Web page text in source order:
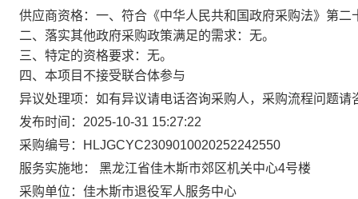
供应商资格： 一、符合《中华人民共和国政府采购法》第
二、落实其他政府采购政策满足的需求：无。
三、特定的资格要求：无。
四、本项目不接受联合体参与
异议处理项： 如有异议请电话咨询采购人，采购流程问题请
发布时间： 2025-10-31 15:27:22
采购编号：
HLJGCYC2309010020252242550
服务实施地：
黑龙江省佳木斯市郊区机关中心4号楼
采购单位： 佳木斯市退役军人服务中心